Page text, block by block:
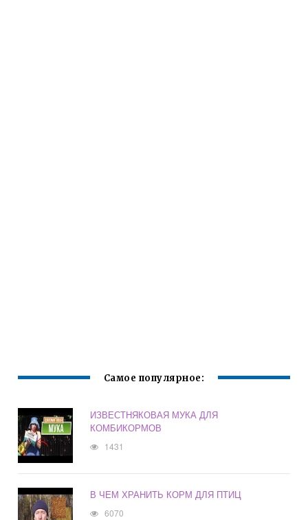
Самое популярное:
ИЗВЕСТНЯКОВАЯ МУКА ДЛЯ
КОМБИКОРМОВ
1431
В ЧЕМ ХРАНИТЬ КОРМ ДЛЯ ПТИЦ
6070